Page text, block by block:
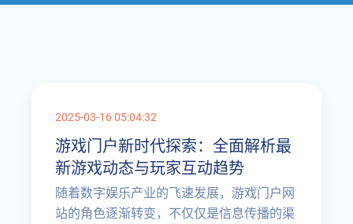
2025-03-16 05:04:32
游戏门户新时代探索：全面解析最
新游戏动态与玩家互动趋势
随着数字娱乐产业的飞速发展，游戏门户网
站的角色逐渐转变，不仅仅是信息传播的渠